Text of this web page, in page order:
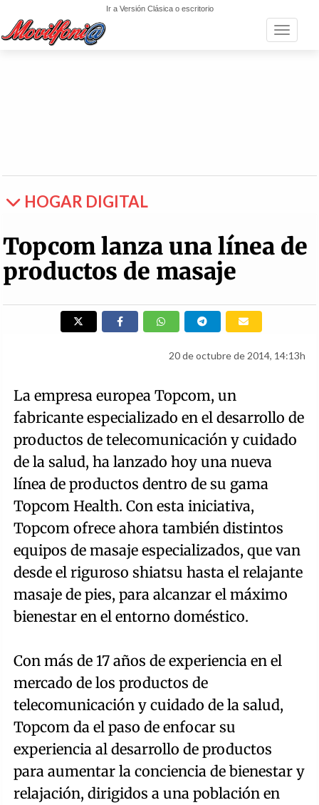
Ir a Versión Clásica o escritorio
Toggle
HOGAR DIGITAL
Topcom lanza una línea de
productos de masaje
20 de octubre de 2014, 14:13h
La empresa europea Topcom, un
fabricante especializado en el desarrollo de
productos de telecomunicación y cuidado
de la salud, ha lanzado hoy una nueva
línea de productos dentro de su gama
Topcom Health. Con esta iniciativa,
Topcom ofrece ahora también distintos
equipos de masaje especializados, que van
desde el riguroso shiatsu hasta el relajante
masaje de pies, para alcanzar el máximo
bienestar en el entorno doméstico.
Con más de 17 años de experiencia en el
mercado de los productos de
telecomunicación y cuidado de la salud,
Topcom da el paso de enfocar su
experiencia al desarrollo de productos
para aumentar la conciencia de bienestar y
relajación, dirigidos a una población en